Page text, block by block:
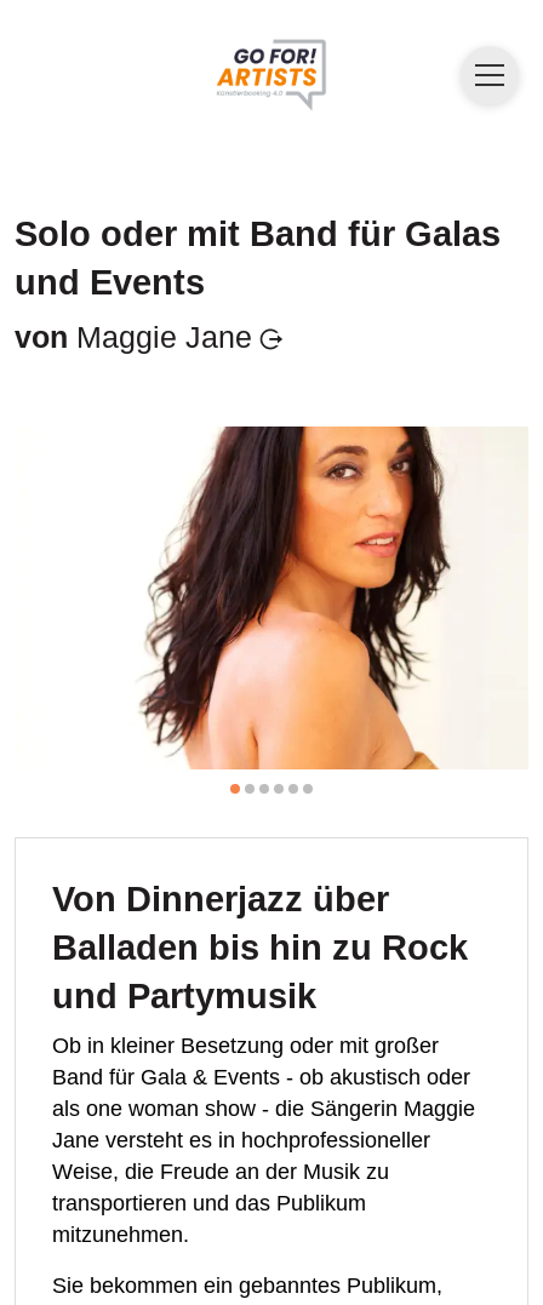
Solo oder mit Band für Galas
und Events
von Maggie Jane
Von Dinnerjazz über
Balladen bis hin zu Rock
und Partymusik
Ob in kleiner Besetzung oder mit großer
Band für Gala & Events - ob akustisch oder
als one woman show - die Sängerin Maggie
Jane versteht es in hochprofessioneller
Weise, die Freude an der Musik zu
transportieren und das Publikum
mitzunehmen.
Sie bekommen ein gebanntes Publikum,